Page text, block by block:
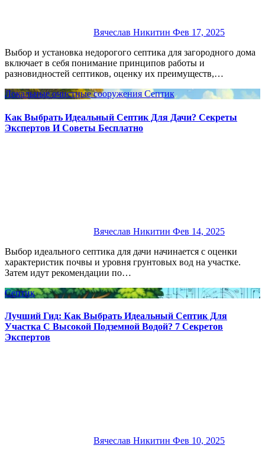
Вячеслав Никитин Фев 17, 2025
Выбор и установка недорогого септика для загородного дома
включает в себя понимание принципов работы и
разновидностей септиков, оценку их преимуществ,…
Локальные очистные сооружения Септик
Как Выбрать Идеальный Септик Для Дачи? Секреты
Экспертов И Советы Бесплатно
Вячеслав Никитин Фев 14, 2025
Выбор идеального септика для дачи начинается с оценки
характеристик почвы и уровня грунтовых вод на участке.
Затем идут рекомендации по…
Септик
Лучший Гид: Как Выбрать Идеальный Септик Для
Участка С Высокой Подземной Водой? 7 Секретов
Экспертов
Вячеслав Никитин Фев 10, 2025